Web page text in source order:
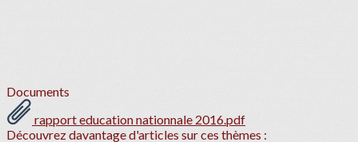
Documents
rapport education nationnale 2016.pdf
Découvrez davantage d'articles sur ces thèmes :